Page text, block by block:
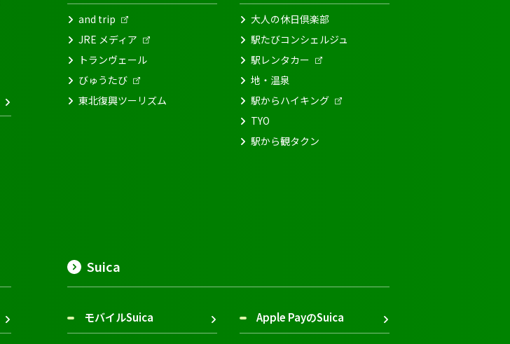
and trip
JRE メディア
トランヴェール
びゅうたび
東北復興ツーリズム
大人の休日倶楽部
駅たびコンシェルジュ
駅レンタカー
地・温泉
駅からハイキング
TYO
駅から観タクン
Suica
モバイルSuica Apple PayのSuica